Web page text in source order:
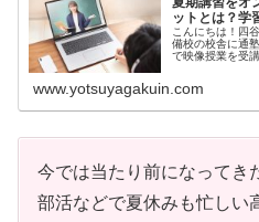
ットとは？学
こんにちは！四
備校の校舎に通
で映像授業を受
www.yotsuyagakuin.com
今では当たり前になってき
部活などで夏休みも忙しい